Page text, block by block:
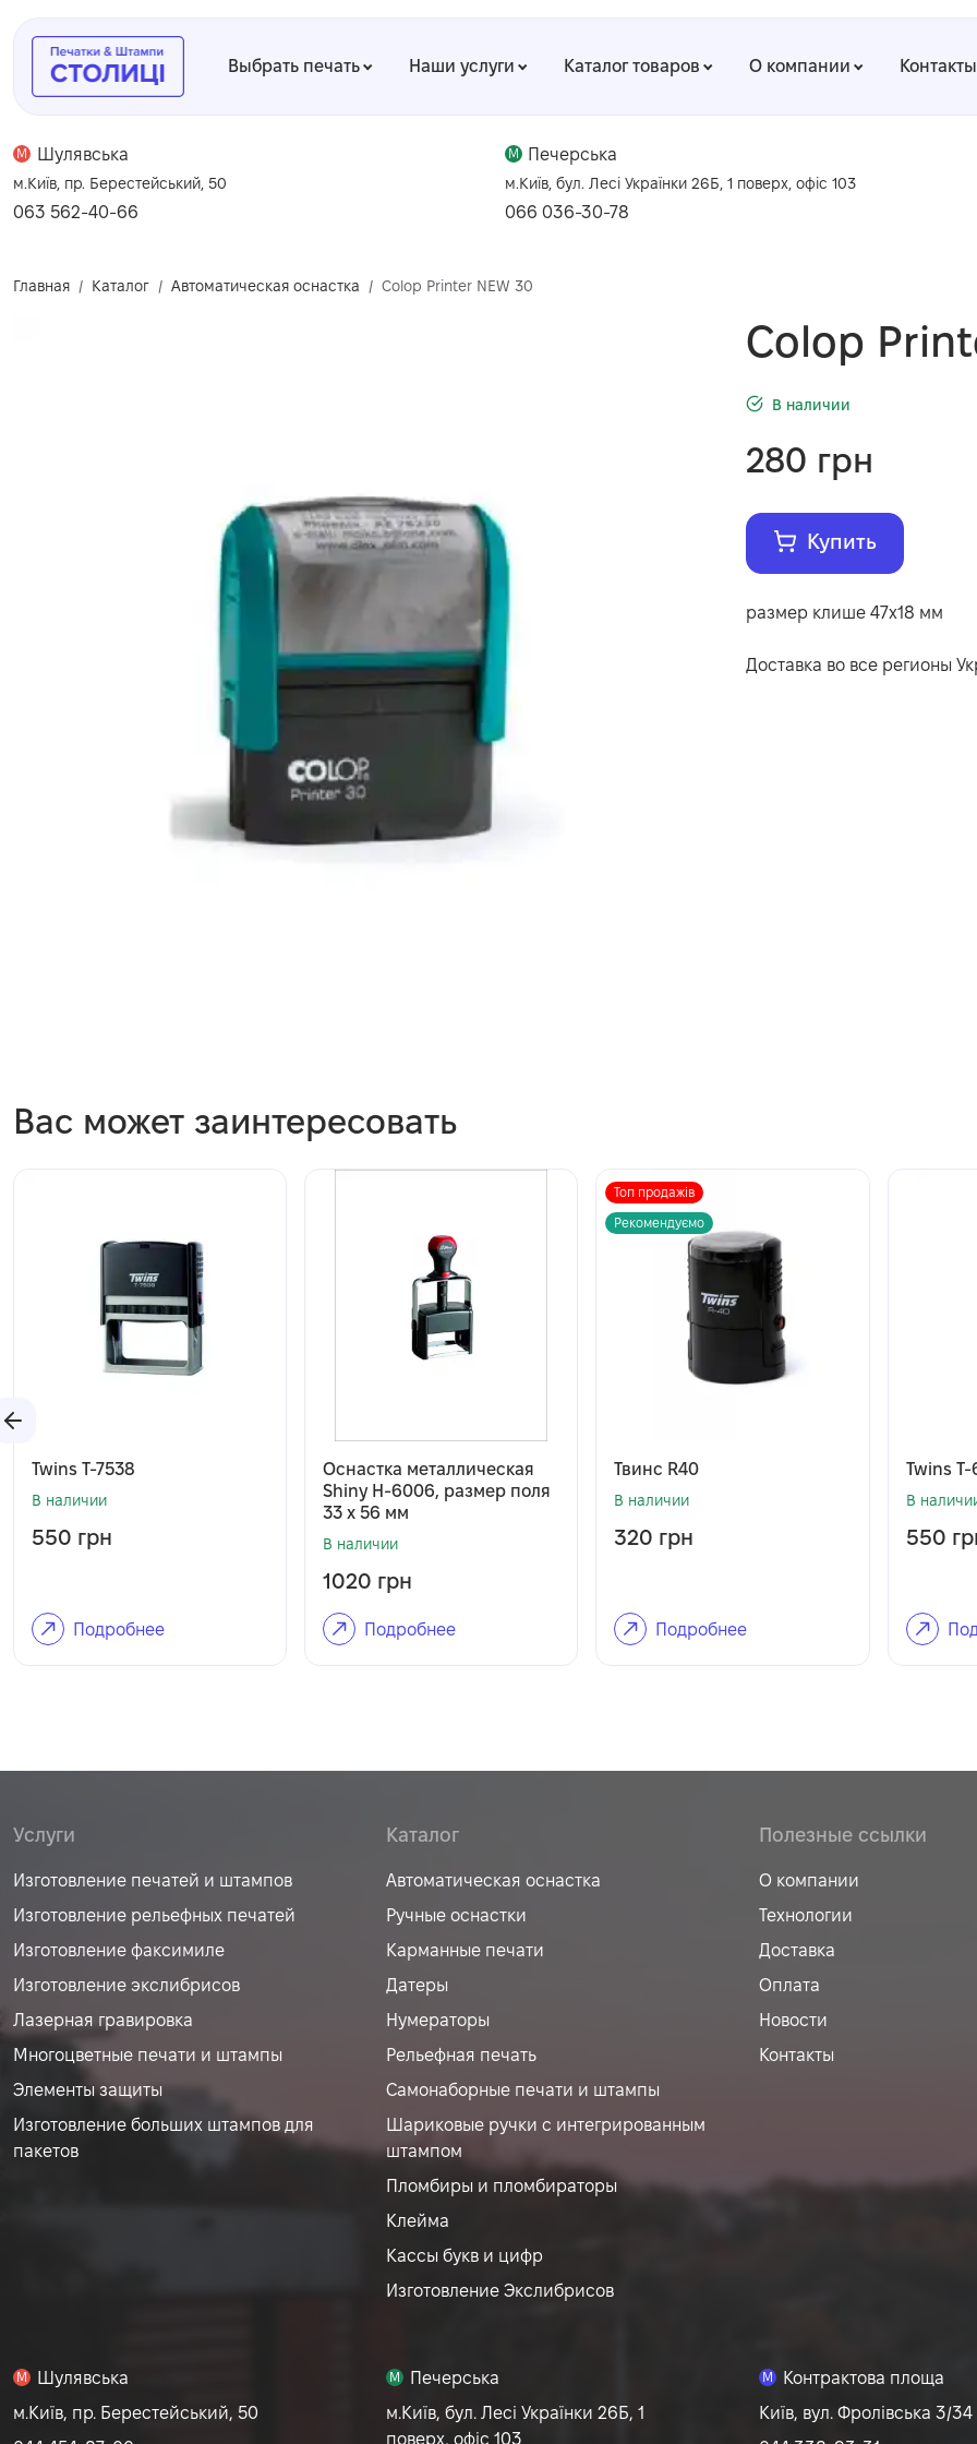
Выбрать печать Наши услуги Каталог товаров О компании Контакты
M Шулявська
м.Київ, пр. Берестейський, 50
063 562-40-66
M Печерська
м.Київ, бул. Лесі Українки 26Б, 1 поверх, офіс 103
066 036-30-78
Главная Каталог Автоматическая оснастка Colop Printer NEW 30
Colop
В наличии
280 грн
Купить
размер клише 47х18 мм
Доставка во все регионы
Вас может заинтересовать
Twins T-7538
В наличии
550 грн
Подробнее
Оснастка металлическая
Shiny H-6006, размер поля
33 х 56 мм
В наличии
1020 грн
Подробнее
Топ продажів
Рекомендуємо
Твинс R40
В наличии
320 грн
Подробнее
Twins
В
550
Услуги
Изготовление печатей и штампов
Изготовление рельефных печатей
Изготовление факсимиле
Изготовление экслибрисов
Лазерная гравировка
Многоцветные печати и штампы
Элементы защиты
Изготовление больших штампов для
пакетов
Каталог
Автоматическая оснастка
Ручные оснастки
Карманные печати
Датеры
Нумераторы
Рельефная печать
Самонаборные печати и штампы
Шариковые ручки с интегрированным
штампом
Пломбиры и пломбираторы
Клейма
Кассы букв и цифр
Изготовление Экслибрисов
Полезные ссылки
О компании
Технологии
Доставка
Оплата
Новости
Контакты
M
Шулявська
м.Київ, пр. Берестейський, 50
M
Печерська
м.Київ, бул. Лесі Українки 26Б, 1
поверх, офіс 103
M
Контрактова площа
Київ, вул. Фролівська 3/34